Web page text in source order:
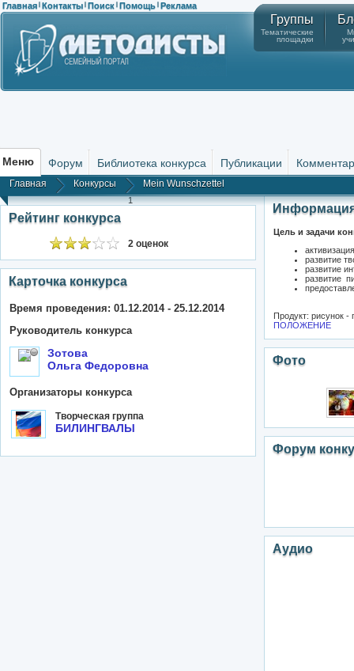
Главная | Контакты | Поиск | Помощь | Реклама
Группы
Тематические
площадки
Меню Форум Библиотека конкурса Публикации
Главная Конкурсы Mein Wunschzettel
1
Рейтинг конкурса
2 оценок
Карточка конкурса
Время проведения: 01.12.2014 - 25.12.2014
Руководитель конкурса
Зотова
Ольга Федоровна
Организаторы конкурса
Творческая группа
БИЛИНГВАЛЫ
Цель и задачи
развитие
развитие
развитие
Продукт: рисунок -
ПОЛОЖЕНИЕ
Фото
Форум
Аудио